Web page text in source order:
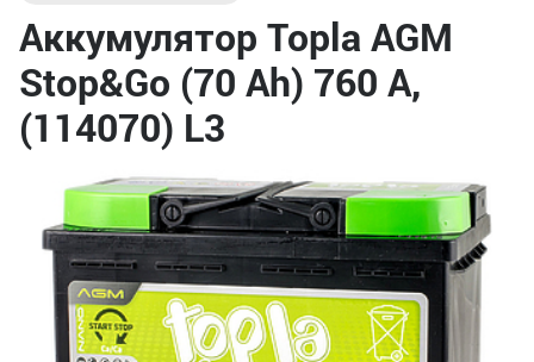
Аккумулятор Topla AGM
Stop&Go (70 Ah) 760 А,
(114070) L3